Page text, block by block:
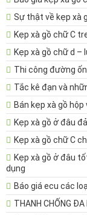
Sự thật về kẹp xà
Kẹp xà gồ chữ C
Kẹp xà gồ chữ d
Thi công đường
Tắc kê đạn và
Bán kẹp xà gồ
Kẹp xà gồ ở đâu
Kẹp xà gồ chữ C
Kẹp xà gồ ở đâu
dụng
Báo giá ecu các
THANH CHỐNG